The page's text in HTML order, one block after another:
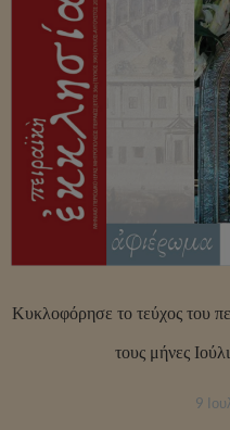
Κυκλοφόρησε το τεύχος του
τους μήνες
9